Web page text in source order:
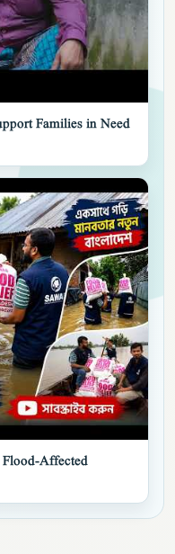
Families in Need
Affected